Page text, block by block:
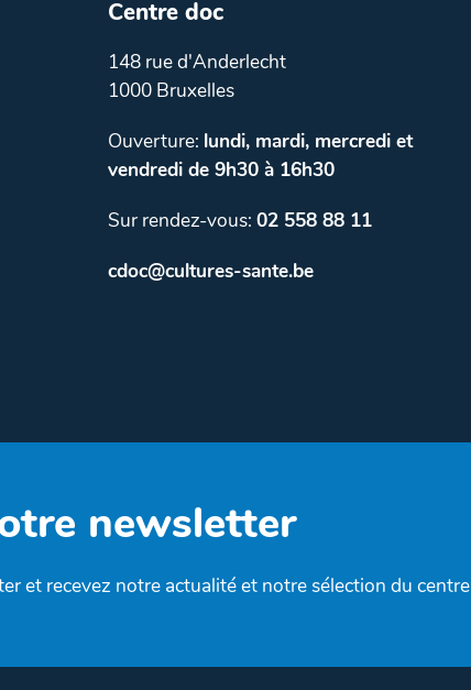
Centre doc
148 rue d'Anderlecht
1000 Bruxelles
Ouverture: lundi, mardi, mercredi et
vendredi de 9h30 à 16h30
Sur rendez-vous: 02 558 88 11
cdoc@cultures-sante.be
newsletter
et recevez notre actualité et notre sélection du centre